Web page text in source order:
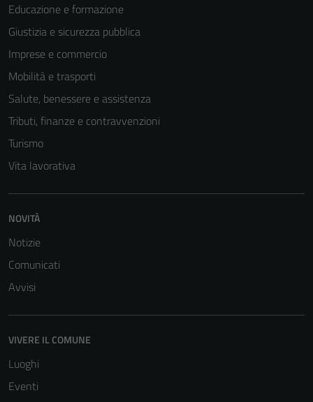
Educazione e formazione
Giustizia e sicurezza pubblica
Imprese e commercio
Mobilità e trasporti
Salute, benessere e assistenza
Tributi, finanze e contravvenzioni
Turismo
Vita lavorativa
NOVITÀ
Notizie
Comunicati
Avvisi
VIVERE IL COMUNE
Luoghi
Eventi